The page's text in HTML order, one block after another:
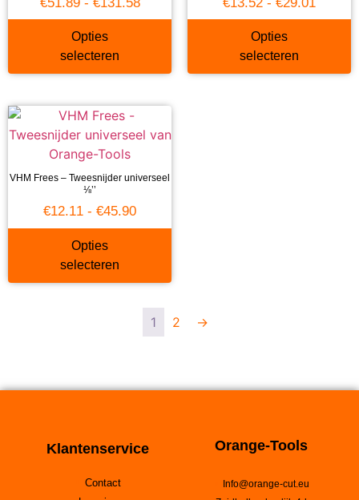
Opties
selecteren
Opties
selecteren
VHM Frees – Tweesnijder universeel
⅛’’
€12.11 - €45.90
Opties
selecteren
1 2 →
Klantenservice
Contact
Orange-Tools
Info@orange-cut.eu